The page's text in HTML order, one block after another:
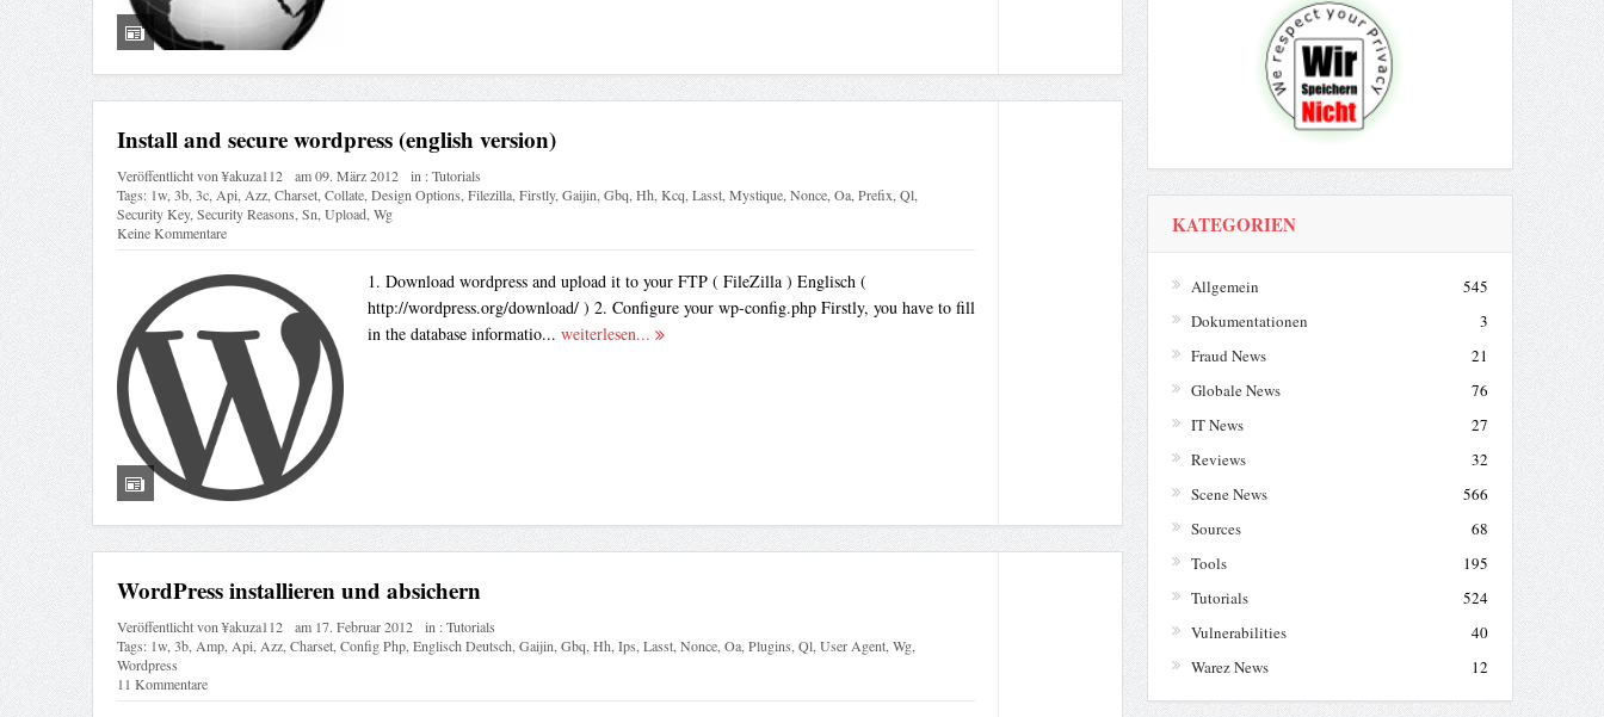
Install and secure wordpress (english version)
Veröffentlicht von¥akuza112 am09. März 2012 in :Tutorials
Tags: 1w,3b,3c,Api,Azz,Charset,Collate,Design Options,Filezilla,Firstly,Gaijin,Gbq,Hh,Kcq,Lasst,Mystique,Nonce,Oa,Prefix,Ql,
Security Key,Security Reasons,Sn,Upload,Wg
Keine Kommentare
1. Download wordpress and upload it to your FTP ( FileZilla ) Englisch (
http://wordpress.org/download/ ) 2. Configure your wp-config.php Firstly, you have to fill
in the database informatio... weiterlesen...
WordPress installieren und absichern
Veröffentlicht von¥akuza112 am 17. Februar 2012 in :Tutorials
Tags: 1w,3b,Amp,Api,Azz,Charset,Config Php,Englisch Deutsch,Gaijin,Gbq,Hh,Ips,Lasst,Nonce,Oa,Plugins,Ql,User Agent,Wg,
Wordpress
11 Kommentare
KATEGORIEN
Allgemein
545
Dokumentationen
3
Fraud News
21
Globale News
76
IT News
27
Reviews
32
Scene News
566
Sources
68
Tools
195
Tutorials
524
Vulnerabilities
40
Warez News
12